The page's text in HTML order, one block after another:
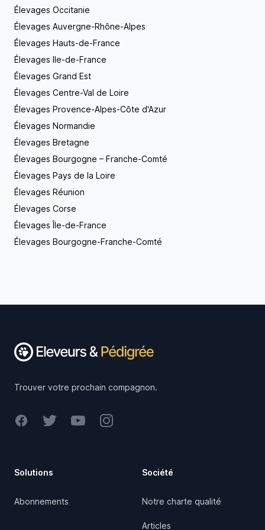
plus, j’effectue différents exercices avec mes
BEAUCERONS afin de développer leur
élevage font le plus grand bonheur de leurs
nouvelles familles, comme en témoignent leurs
propriétaires : http://sermentdesbrumes.chiens-de-
france.com/berger-de-beauce,du-serment-des-
brumes,livredor,15912_0.html J’espère vous avoir
convaincu de mon réel professionnalisme et de la
information supplémentaire, n’hésitez surtout pas à
me contacter, je reste à votre entière disposition !
Élevages Occitanie
Élevages Auvergne-Rhône-Alpes
Élevages Hauts-de-France
Élevages Ile-de-France
Élevages Grand Est
Élevages Centre-Val de Loire
Élevages Provence-Alpes-Côte d'Azur
Élevages Normandie
Élevages Bretagne
Élevages Bourgogne – Franche-Comté
Élevages Pays de la Loire
Élevages Réunion
Élevages Corse
Élevages Île-de-France
Élevages Bourgogne-Franche-Comté
Trouver votre prochain compagnon.
FacebookTwitterYoutubeInstagram
Solutions
Abonnements
Société
Notre charte qualité
Articles